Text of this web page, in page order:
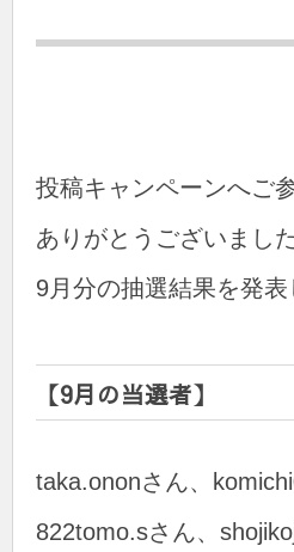
投稿キャンペーンへご
ありがとうございました
9月分の抽選結果を発表
【9月の当選者】
taka.ononさん、
822tomo.sさん、